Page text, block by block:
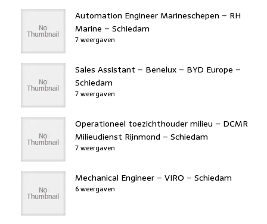
Automation Engineer Marineschepen – RH
Marine – Schiedam
7 weergaven
Sales Assistant – Benelux – BYD Europe –
Schiedam
7 weergaven
Operationeel toezichthouder milieu – DCMR
Milieudienst Rijnmond – Schiedam
7 weergaven
Mechanical Engineer – VIRO – Schiedam
6 weergaven